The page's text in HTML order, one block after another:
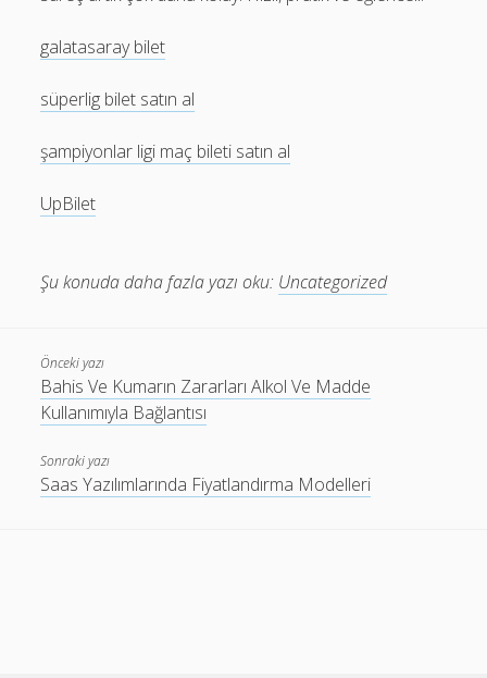
galatasaray bilet
süperlig bilet satın al
şampiyonlar ligi maç bileti satın al
UpBilet
Şu konuda daha fazla yazı oku: Uncategorized
Önceki yazı
Bahis Ve Kumarın Zararları Alkol Ve Madde
Kullanımıyla Bağlantısı
Sonraki yazı
Saas Yazılımlarında Fiyatlandırma Modelleri